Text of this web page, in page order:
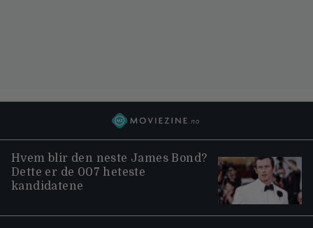
Hvem blir den neste James Bond?
Dette er de 007 heteste
kandidatene